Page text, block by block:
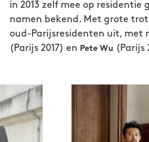
in 2013 zelf mee op residentie
namen bekend. Met grote
oud-Parijsresidenten uit, met
(Parijs 2017) en Pete Wu (Parijs